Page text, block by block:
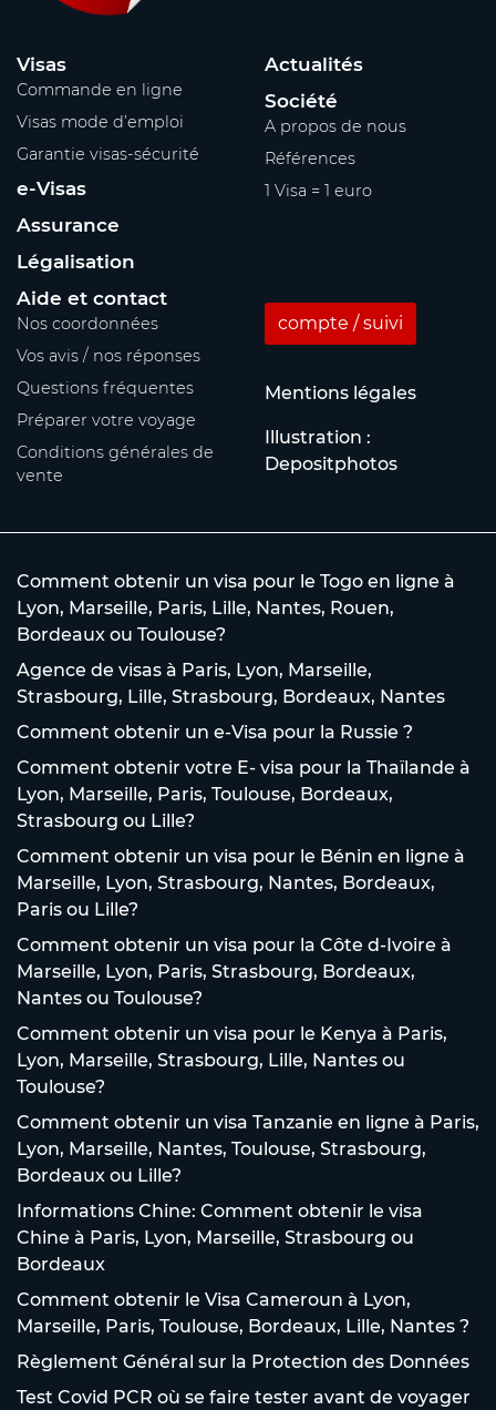
Visas
Commande en ligne
Visas mode d’emploi
Garantie visas-sécurité
e-Visas
Assurance
Légalisation
Actualités
Société
A propos de nous
Références
1 Visa = 1 euro
Aide et contact
Nos coordonnées
Vos avis / nos réponses
Questions fréquentes
Préparer votre voyage
Conditions générales de
vente
compte / suivi
Mentions légales
Illustration :
Depositphotos
Comment obtenir un visa pour le Togo en ligne à
Lyon, Marseille, Paris, Lille, Nantes, Rouen,
Bordeaux ou Toulouse?
Agence de visas à Paris, Lyon, Marseille,
Strasbourg, Lille, Strasbourg, Bordeaux, Nantes
Comment obtenir un e-Visa pour la Russie ?
Comment obtenir votre E- visa pour la Thaïlande à
Lyon, Marseille, Paris, Toulouse, Bordeaux,
Strasbourg ou Lille?
Comment obtenir un visa pour le Bénin en ligne à
Marseille, Lyon, Strasbourg, Nantes, Bordeaux,
Paris ou Lille?
Comment obtenir un visa pour la Côte d-Ivoire à
Marseille, Lyon, Paris, Strasbourg, Bordeaux,
Nantes ou Toulouse?
Comment obtenir un visa pour le Kenya à Paris,
Lyon, Marseille, Strasbourg, Lille, Nantes ou
Toulouse?
Comment obtenir un visa Tanzanie en ligne à Paris,
Lyon, Marseille, Nantes, Toulouse, Strasbourg,
Bordeaux ou Lille?
Informations Chine: Comment obtenir le visa
Chine à Paris, Lyon, Marseille, Strasbourg ou
Bordeaux
Comment obtenir le Visa Cameroun à Lyon,
Marseille, Paris, Toulouse, Bordeaux, Lille, Nantes ?
Règlement Général sur la Protection des Données
Test Covid PCR où se faire tester avant de voyager